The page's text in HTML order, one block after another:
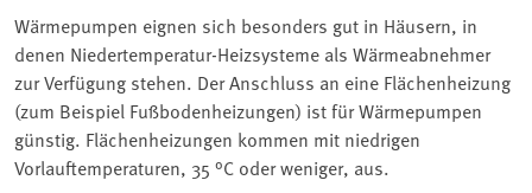
Wärmepumpen eignen sich besonders gut in Häusern, in
denen Niedertemperatur-Heizsysteme als Wärmeabnehmer
zur Verfügung stehen. Der Anschluss an eine Flächenheizung
(zum Beispiel Fußbodenheizungen) ist für Wärmepumpen
günstig. Flächenheizungen kommen mit niedrigen
Vorlauftemperaturen, 35 °C oder weniger, aus.